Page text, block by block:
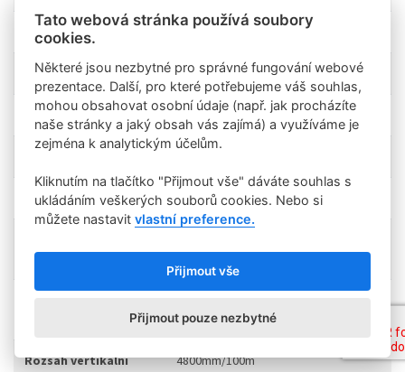
Videorekordér: Ano
Velikost paměti: 64 Gb
Video/Foto formát: .mp4 /.jpg
Průměr tubusu: 30 mm
Rozsah vertikální
4800mm/100m
Tato webová stránka používá soubory
cookies.
Některé jsou nezbytné pro správné fungování webové
prezentace. Další, pro které potřebujeme váš souhlas,
mohou obsahovat osobní údaje (např. jak procházíte
naše stránky a jaký obsah vás zajímá) a využíváme je
zejména k analytickým účelům.
Kliknutím na tlačítko "Přijmout vše" dáváte souhlas s
ukládáním veškerých souborů cookies. Nebo si
můžete nastavitvlastní preference.
Přijmout vše
Přijmout pouze nezbytné